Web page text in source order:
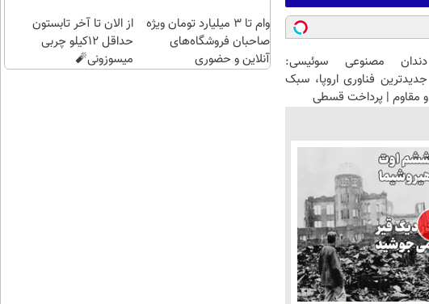
دندان مصنوعی سوئیسی:
جدیدترین فناوری اروپا، سبک
و مقاوم | پرداخت قسطی
وام تا ۳ میلیارد تومان ویژه
صاحبان فروشگاه‌های
آنلاین و حضوری
از الان تا آخر تابستون
حداقل 12کیلو چربی
میسوزونی🧨